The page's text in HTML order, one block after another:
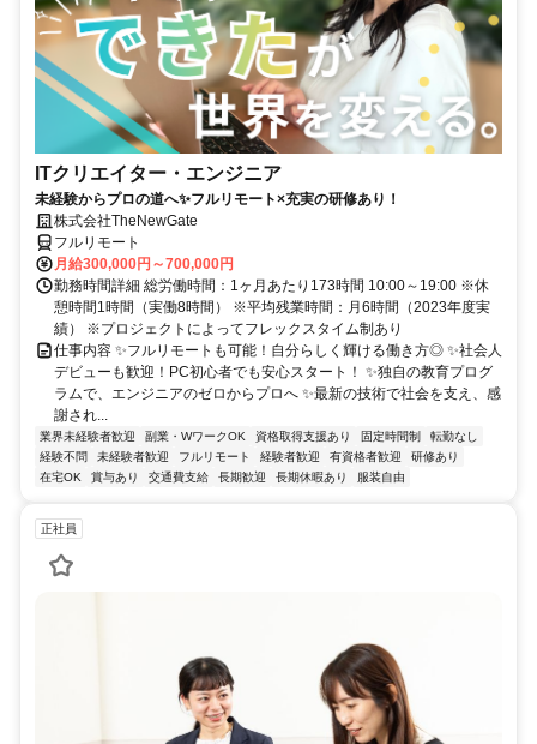
ITクリエイター・エンジニア
未経験からプロの道へ✨フルリモート×充実の研修あり！
株式会社TheNewGate
フルリモート
月給300,000円～700,000円
勤務時間詳細 総労働時間：1ヶ月あたり173時間 10:00～19:00 ※休
憩時間1時間（実働8時間） ※平均残業時間：月6時間（2023年度実
績） ※プロジェクトによってフレックスタイム制あり
仕事内容 ✨フルリモートも可能！自分らしく輝ける働き方◎ ✨社会人
デビューも歓迎！PC初心者でも安心スタート！ ✨独自の教育プログ
ラムで、エンジニアのゼロからプロへ ✨最新の技術で社会を支え、感
謝され...
業界未経験者歓迎 副業・WワークOK 資格取得支援あり 固定時間制
転勤なし
経験不問
未経験者歓迎 フルリモート 経験者歓迎 有資格者歓迎
研修あり
在宅OK
賞与あり 交通費支給 長期歓迎 長期休暇あり 服装自由
正社員